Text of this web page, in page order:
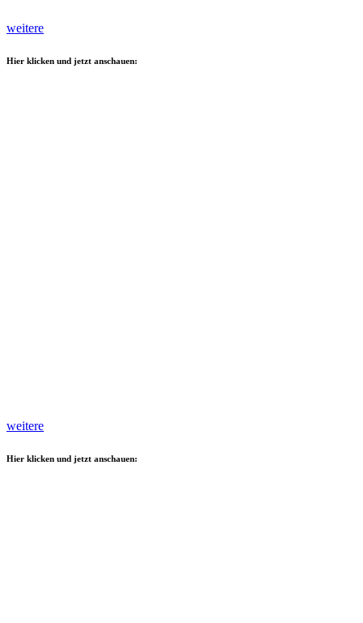
weitere
Hier klicken und jetzt anschauen:
weitere
Hier klicken und jetzt anschauen: